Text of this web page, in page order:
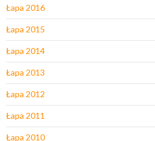
Łapa 2016
Łapa 2015
Łapa 2014
Łapa 2013
Łapa 2012
Łapa 2011
Łapa 2010